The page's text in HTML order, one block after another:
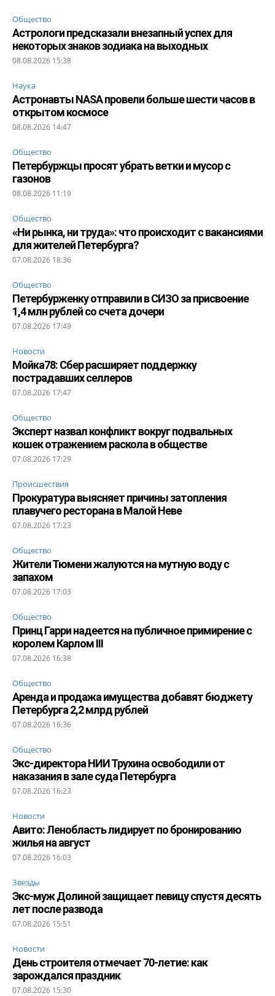
Общество
Астрологи предсказали внезапный успех для
некоторых знаков зодиака на выходных
08.08.2026 15:38
Наука
Астронавты NASA провели больше шести часов в
открытом космосе
08.08.2026 14:47
Общество
Петербуржцы просят убрать ветки и мусор с
газонов
08.08.2026 11:19
Общество
«Ни рынка, ни труда»: что происходит с вакансиями
для жителей Петербурга?
07.08.2026 18:36
Общество
Петербурженку отправили в СИЗО за присвоение
1,4 млн рублей со счета дочери
07.08.2026 17:49
Новости
Мойка78: Сбер расширяет поддержку
пострадавших селлеров
07.08.2026 17:47
Общество
Эксперт назвал конфликт вокруг подвальных
кошек отражением раскола в обществе
07.08.2026 17:29
Происшествия
Прокуратура выясняет причины затопления
плавучего ресторана в Малой Неве
07.08.2026 17:23
Общество
Жители Тюмени жалуются на мутную воду с
запахом
07.08.2026 17:03
Общество
Принц Гарри надеется на публичное примирение с
королем Карлом III
07.08.2026 16:38
Общество
Аренда и продажа имущества добавят бюджету
Петербурга 2,2 млрд рублей
07.08.2026 16:36
Общество
Экс-директора НИИ Трухина освободили от
наказания в зале суда Петербурга
07.08.2026 16:23
Новости
Авито: Ленобласть лидирует по бронированию
жилья на август
07.08.2026 16:03
Звезды
Экс-муж Долиной защищает певицу спустя десять
лет после развода
07.08.2026 15:51
Новости
День строителя отмечает 70-летие: как
зарождался праздник
07.08.2026 15:30